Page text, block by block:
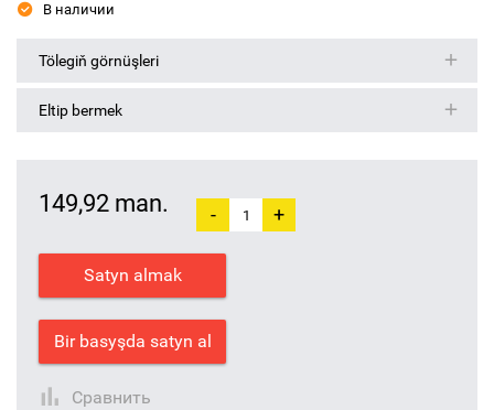
В наличии
Tölegiň görnüşleri
Eltip bermek
149,92 man. - +
Satyn almak
Bir basyşda satyn al
Сравнить